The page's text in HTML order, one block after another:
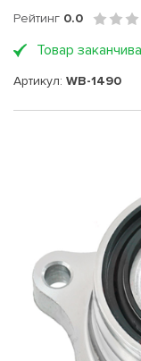
Рейтинг 0.0
Товар
Артикул: WB-1490